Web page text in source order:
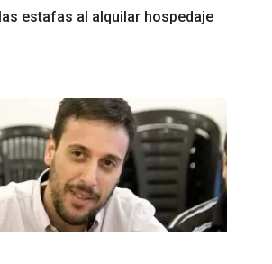
estafas al alquilar hospedaje